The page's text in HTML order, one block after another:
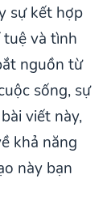
sự kết hợp
tuệ và tình
nguồn từ
sống, sự
viết này,
khả năng
này bạn